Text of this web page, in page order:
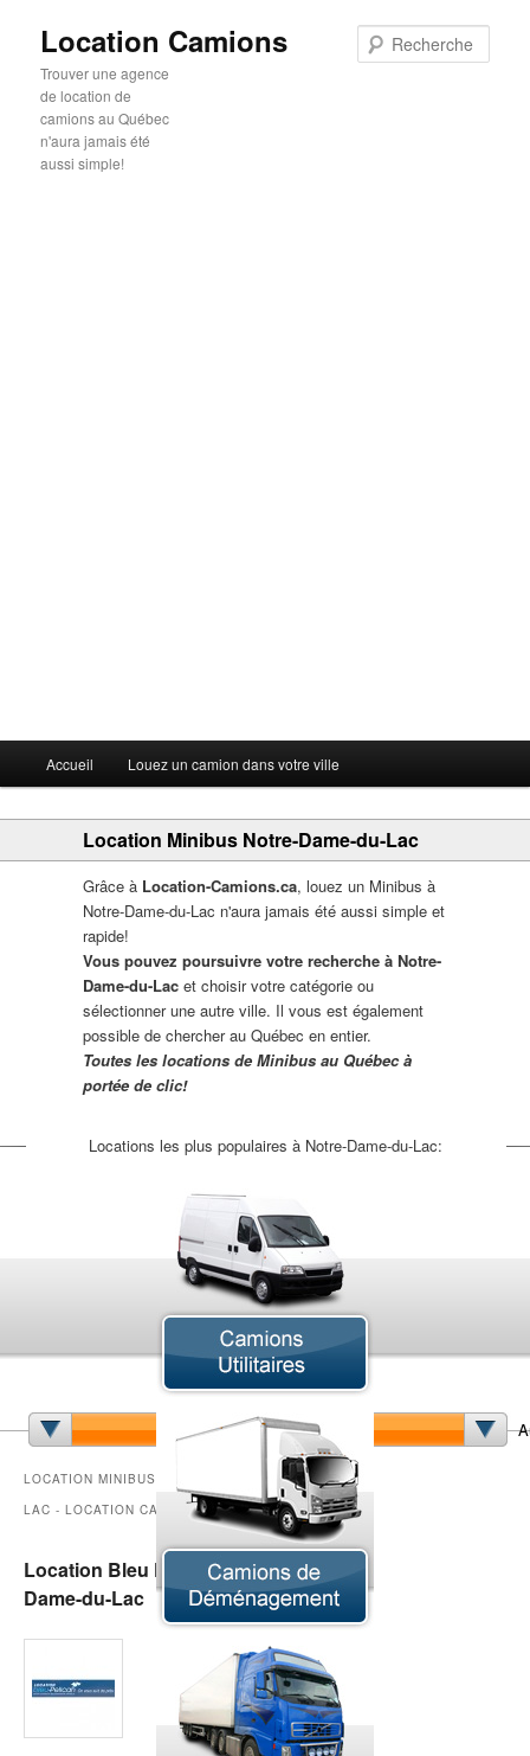
Location Camions
Trouver une agence
de location de
camions au Québec
n'aura jamais été
aussi simple!
Aller au contenu principal
Aller au contenu secondaire
Accueil Louez un camion dans votre ville
Location Minibus Notre-Dame-du-Lac
Grâce à Location-Camions.ca, louez un Minibus à
Notre-Dame-du-Lac n'aura jamais été aussi simple et
rapide!
Vous pouvez poursuivre votre recherche à Notre-
Dame-du-Lac et choisir votre catégorie ou
sélectionner une autre ville. Il vous est également
possible de chercher au Québec en entier.
Toutes les locations de Minibus au Québec à
portée de clic!
Locations les plus populaires à Notre-Dame-du-Lac:
Camion à Benne Basculante Camion Cube
Camion Pick-up
Camion Saleuse
Camion Sport VUS
Minibus
LOCATION MINIBUS NOTRE-DAME-DU-
LAC - LOCATION CAMIONS
Location Bleu Pelican Notre-
Dame-du-Lac